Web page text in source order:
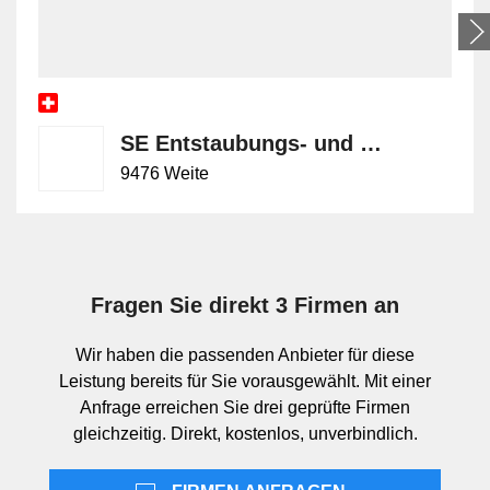
Tankkonzept, Handhabung, Entleerung des
Schmutzwassertanks und die Eignung für unterschiedliche
textile Oberflächen. Für einzelne Anwendungen werden
Einordnung innerhalb der
Teppichreinigungsgeräte
Sprühextraktionsgeräte sind eine klar abgegrenzte Gruppe
innerhalb der Teppichreinigungsgeräte. Der Schwerpunkt
liegt auf der nassgestützten Tiefenreinigung textiler
Geschwisterleistung Zubehör Sprühextraktionsgeräte
SE Entstaubungs- und Umwelttechnik AG
9476 Weite
Fragen Sie direkt 3 Firmen an
Wir haben die passenden Anbieter für diese
Leistung bereits für Sie vorausgewählt. Mit einer
Anfrage erreichen Sie drei geprüfte Firmen
gleichzeitig. Direkt, kostenlos, unverbindlich.